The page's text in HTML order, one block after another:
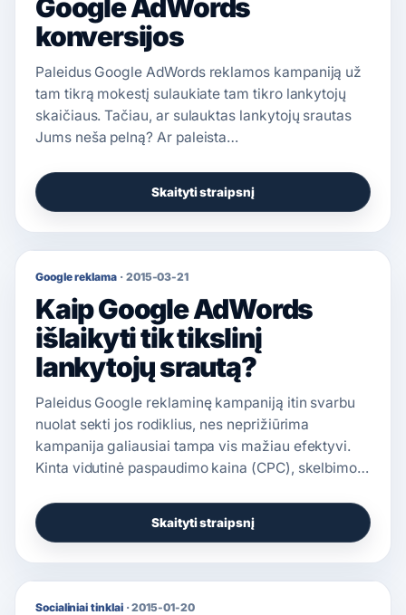
Google AdWords
konversijos
Paleidus Google AdWords reklamos kampaniją už
tam tikrą mokestį sulaukiate tam tikro lankytojų
skaičiaus. Tačiau, ar sulauktas lankytojų srautas
Jums neša pelną? Ar paleista…
Skaityti straipsnį
Google reklama · 2015-03-21
Kaip Google AdWords
išlaikyti tik tikslinį
lankytojų srautą?
Paleidus Google reklaminę kampaniją itin svarbu
nuolat sekti jos rodiklius, nes neprižiūrima
kampanija galiausiai tampa vis mažiau efektyvi.
Kinta vidutinė paspaudimo kaina (CPC), skelbimo…
Skaityti straipsnį
Socialiniai tinklai ·2015-01-20